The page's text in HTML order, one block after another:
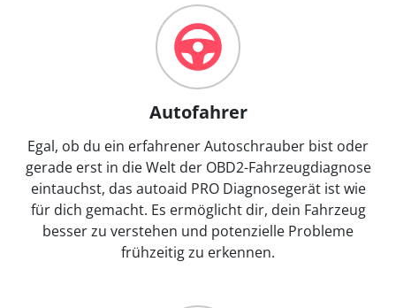
Autofahrer
Egal, ob du ein erfahrener Autoschrauber bist oder
gerade erst in die Welt der OBD2-Fahrzeugdiagnose
eintauchst, das autoaid PRO Diagnosegerät ist wie
für dich gemacht. Es ermöglicht dir, dein Fahrzeug
besser zu verstehen und potenzielle Probleme
frühzeitig zu erkennen.